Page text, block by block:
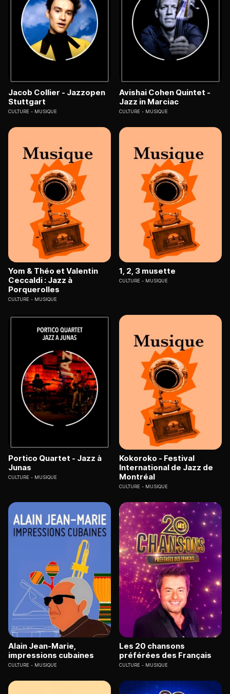
Jacob Collier - Jazzopen
Stuttgart
CULTURE MUSIQUE
Avishai Cohen Quintet -
Jazz in Marciac
CULTURE MUSIQUE
Yom & Théo et Valentin
Ceccaldi : Jazz à
Porquerolles
CULTURE MUSIQUE
1, 2, 3 musette
CULTURE MUSIQUE
Portico Quartet - Jazz à
Junas
CULTURE MUSIQUE
Kokoroko - Festival
International de Jazz de
Montréal
CULTURE MUSIQUE
Alain Jean-Marie,
impressions cubaines
CULTURE MUSIQUE
Les 20 chansons
préférées des Français
CULTURE MUSIQUE